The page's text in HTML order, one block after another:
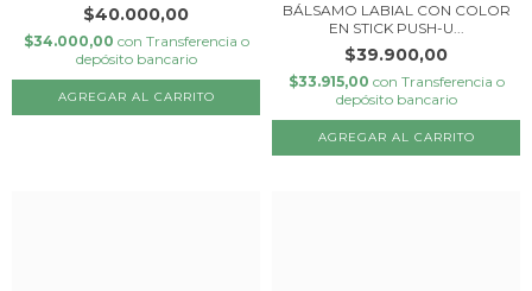
$40.000,00
$34.000,00 con Transferencia o
depósito bancario
AGREGAR AL CARRITO
BÁLSAMO LABIAL CON COLOR
EN STICK PUSH-U...
$39.900,00
$33.915,00 con Transferencia o
depósito bancario
AGREGAR AL CARRITO